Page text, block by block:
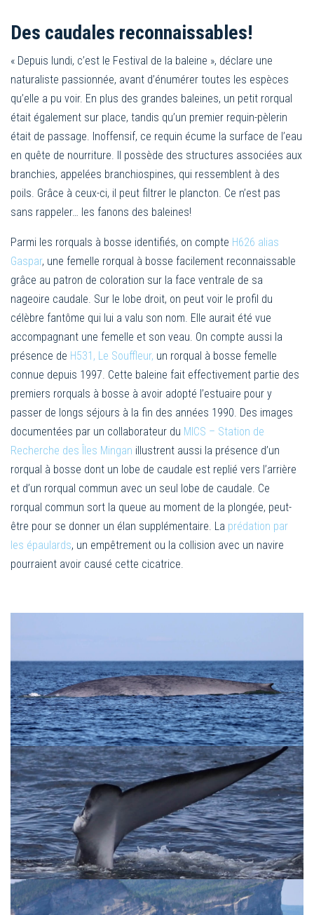
Des caudales reconnaissables!
« Depuis lundi, c’est le Festival de la baleine », déclare une
naturaliste passionnée, avant d’énumérer toutes les espèces
qu’elle a pu voir. En plus des grandes baleines, un petit rorqual
était également sur place, tandis qu’un premier requin-pèlerin
était de passage. Inoffensif, ce requin écume la surface de l’eau
en quête de nourriture. Il possède des structures associées aux
branchies, appelées branchiospines, qui ressemblent à des
poils. Grâce à ceux-ci, il peut filtrer le plancton. Ce n’est pas
sans rappeler… les fanons des baleines!
Parmi les rorquals à bosse identifiés, on compte H626 alias
Gaspar, une femelle rorqual à bosse facilement reconnaissable
grâce au patron de coloration sur la face ventrale de sa
nageoire caudale. Sur le lobe droit, on peut voir le profil du
célèbre fantôme qui lui a valu son nom. Elle aurait été vue
accompagnant une femelle et son veau. On compte aussi la
présence de H531, Le Souffleur, un rorqual à bosse femelle
connue depuis 1997. Cette baleine fait effectivement partie des
premiers rorquals à bosse à avoir adopté l’estuaire pour y
passer de longs séjours à la fin des années 1990. Des images
documentées par un collaborateur du MICS – Station de
Recherche des Îles Mingan illustrent aussi la présence d’un
rorqual à bosse dont un lobe de caudale est replié vers l’arrière
et d’un rorqual commun avec un seul lobe de caudale. Ce
rorqual commun sort la queue au moment de la plongée, peut-
être pour se donner un élan supplémentaire. La prédation par
les épaulards, un empêtrement ou la collision avec un navire
pourraient avoir causé cette cicatrice.